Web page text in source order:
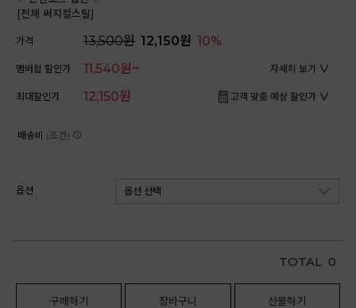
[전체 써지컬스틸]
가격 13,500원 12,150원 10%
멤버쉽 할인가 11,540원~ 자세히 보기
최대할인가 12,150원 고객 맞춤 예상 할인가
배송비 (조건)
옵션
TOTAL 0
구매하기 장바구니 선물하기